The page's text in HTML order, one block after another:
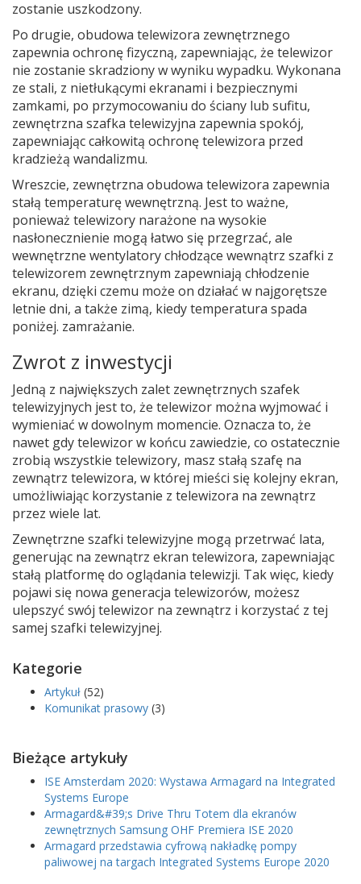
zostanie uszkodzony.
Po drugie, obudowa telewizora zewnętrznego
zapewnia ochronę fizyczną, zapewniając, że telewizor
nie zostanie skradziony w wyniku wypadku. Wykonana
ze stali, z nietłukącymi ekranami i bezpiecznymi
zamkami, po przymocowaniu do ściany lub sufitu,
zewnętrzna szafka telewizyjna zapewnia spokój,
zapewniając całkowitą ochronę telewizora przed
kradzieżą wandalizmu.
Wreszcie, zewnętrzna obudowa telewizora zapewnia
stałą temperaturę wewnętrzną. Jest to ważne,
ponieważ telewizory narażone na wysokie
nasłonecznienie mogą łatwo się przegrzać, ale
wewnętrzne wentylatory chłodzące wewnątrz szafki z
telewizorem zewnętrznym zapewniają chłodzenie
ekranu, dzięki czemu może on działać w najgorętsze
letnie dni, a także zimą, kiedy temperatura spada
poniżej. zamrażanie.
Zwrot z inwestycji
Jedną z największych zalet zewnętrznych szafek
telewizyjnych jest to, że telewizor można wyjmować i
wymieniać w dowolnym momencie. Oznacza to, że
nawet gdy telewizor w końcu zawiedzie, co ostatecznie
zrobią wszystkie telewizory, masz stałą szafę na
zewnątrz telewizora, w której mieści się kolejny ekran,
umożliwiając korzystanie z telewizora na zewnątrz
przez wiele lat.
Zewnętrzne szafki telewizyjne mogą przetrwać lata,
generując na zewnątrz ekran telewizora, zapewniając
stałą platformę do oglądania telewizji. Tak więc, kiedy
pojawi się nowa generacja telewizorów, możesz
ulepszyć swój telewizor na zewnątrz i korzystać z tej
samej szafki telewizyjnej.
Kategorie
Artykuł (52)
Komunikat prasowy (3)
Bieżące artykuły
ISE Amsterdam 2020: Wystawa Armagard na Integrated
Systems Europe
Armagard&#39;s Drive Thru Totem dla ekranów
zewnętrznych Samsung OHF Premiera ISE 2020
Armagard przedstawia cyfrową nakładkę pompy
paliwowej na targach Integrated Systems Europe 2020